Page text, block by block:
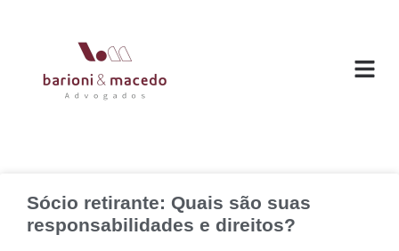
Sócio retirante: Quais são suas
responsabilidades e direitos?